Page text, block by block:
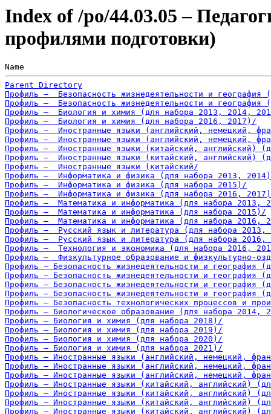
Index of /po/44.03.05 –
профилями подготовки)
Name
Parent Directory
Профиль –  Безопасность жизнедеятельности и
Профиль –  Безопасность жизнедеятельности и
Профиль –  Биология и химия (для набора 2013, 2014,
Профиль –  Биология и химия (для набора 2016, 2017)/
Профиль –  Иностранные языки (английский, немецкий,
Профиль –  Иностранные языки (английский, немецкий,
Профиль –  Иностранные языки (китайский, английский)
Профиль –  Иностранные языки (китайский, английский)
Профиль –  Иностранные языки (китайский/
Профиль –  Информатика и физика (для набора 2013,
Профиль –  Информатика и физика (для набора 2015)/
Профиль –  Информатика и физика (для набора 2016,
Профиль –  Математика и информатика (для набора 2013,
Профиль –  Математика и информатика (для набора 2015)/
Профиль –  Математика и информатика (для набора 2016,
Профиль –  Русский язык и литература (для набора
Профиль –  Русский язык и литература (для набора
Профиль –  Технология и экономика (для набора 2016,
Профиль –  Физкультурное образование и физкультурно-
Профиль – Безопасность жизнедеятельности и география
Профиль – Безопасность жизнедеятельности и география
Профиль – Безопасность жизнедеятельности и география
Профиль – Безопасность жизнедеятельности и география
Профиль – Безопасность технологических процессов и
Профиль – Биологическое образование (для набора 2014,
Профиль – Биология и химия (для набора 2018)/
Профиль – Биология и химия (для набора 2019)/
Профиль – Биология и химия (для набора 2020)/
Профиль – Биология и химия (для набора 2021)/
Профиль – Иностранные языки (английский, немецкий,
Профиль – Иностранные языки (английский, немецкий,
Профиль – Иностранные языки (английский, немецкий,
Профиль – Иностранные языки (китайский, английский)
Профиль – Иностранные языки (китайский, английский)
Профиль – Иностранные языки (китайский, английский)
Профиль – Иностранные языки (китайский, английский)